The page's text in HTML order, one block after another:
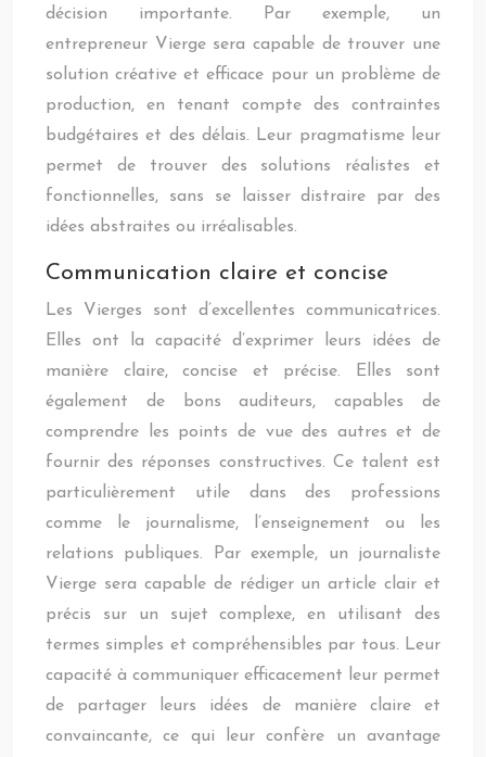
décision importante. Par exemple, un
entrepreneur Vierge sera capable de trouver une
solution créative et efficace pour un problème de
production, en tenant compte des contraintes
budgétaires et des délais. Leur pragmatisme leur
permet de trouver des solutions réalistes et
fonctionnelles, sans se laisser distraire par des
idées abstraites ou irréalisables.
Communication claire et concise
Les Vierges sont d’excellentes communicatrices.
Elles ont la capacité d’exprimer leurs idées de
manière claire, concise et précise. Elles sont
également de bons auditeurs, capables de
comprendre les points de vue des autres et de
fournir des réponses constructives. Ce talent est
particulièrement utile dans des professions
comme le journalisme, l’enseignement ou les
relations publiques. Par exemple, un journaliste
Vierge sera capable de rédiger un article clair et
précis sur un sujet complexe, en utilisant des
termes simples et compréhensibles par tous. Leur
capacité à communiquer efficacement leur permet
de partager leurs idées de manière claire et
convaincante, ce qui leur confère un avantage